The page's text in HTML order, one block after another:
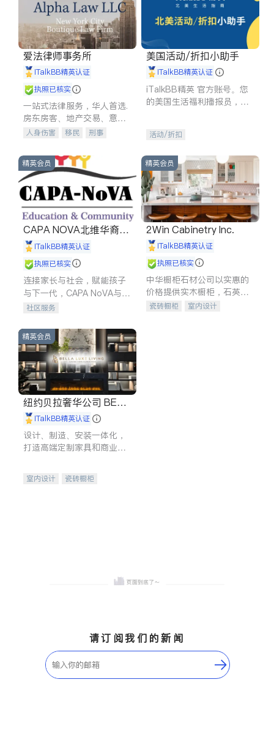
爱法律师事务所
iTalkBB精英认证
执照已核实
一站式法律服务，华人首选.
房东房客、地产交易、意外
伤害、车祸重伤、商业诉
建筑合同、刑事案件全包办
人身伤害 移民
刑事
信托/遗嘱
商业
索赔
律师-其它 保释
美国活动/折扣小助手
iTalkBB精英认证
iTalkBB精英 官方账号。您
的美国生活福利播报员，精
专属福利。
活动/折扣
精英会员
CAPA NOVA北维华裔家
长会iTalkBB精英认证
执照已核实
连接家长与社会，赋能孩子
与下一代，CAPA NoVA与您
携手建设包容、公平、充满
社区服务
精英会员
2Win Cabinetry Inc.
iTalkBB精英认证
执照已核实
中华橱柜石材公司以实惠的
价格提供实木橱柜，石英石
台面，多种优质不锈钢水
瓷砖橱柜
室内设计
精英会员
纽约贝拉奢华公司 BELL
A LUXE
iTalkBB精英认证
设计、制造、安装一体化，
打造高端定制家具和商业空
室内设计
瓷砖橱柜
请订阅我们的新闻